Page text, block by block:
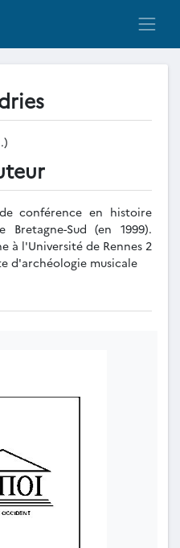
conférence en histoire
Sud (en 1999).
à l'Université de Rennes 2
d'archéologie musicale